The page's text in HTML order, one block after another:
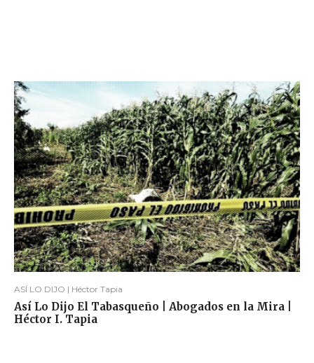
ASÍ LO DIJO | Héctor Tapia
Así Lo Dijo El Tabasqueño | Abogados en la Mira |
Héctor I. Tapia